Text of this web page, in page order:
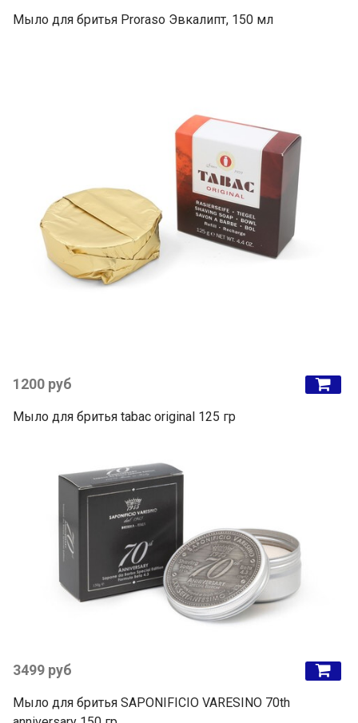
Мыло для бритья Proraso Эвкалипт, 150 мл
1200 руб
Мыло для бритья tabac original 125 гр
3499 руб
Мыло для бритья SAPONIFICIO VARESINO 70th